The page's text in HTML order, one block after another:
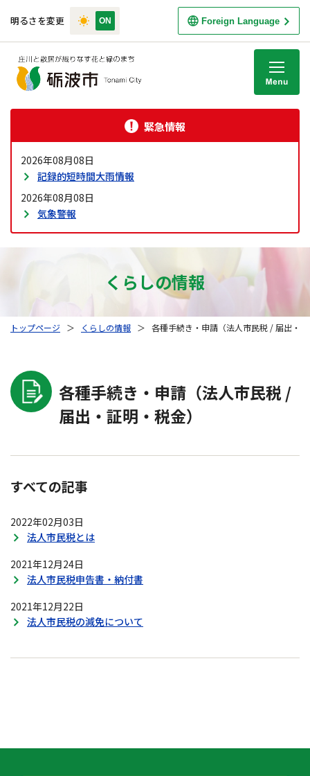
明るさを変更 Foreign Language
緊急情報
2026年08月08日
記録的短時間大雨情報
2026年08月08日
気象警報
くらしの情報
トップページ ＞ くらしの情報 ＞ 各種手続き・申請（法人市民税 / 届出・
各種手続き・申請（法人市民税 /
届出・証明・税金）
すべての記事
2022年02月03日
法人市民税とは
2021年12月24日
法人市民税申告書・納付書
2021年12月22日
法人市民税の減免について